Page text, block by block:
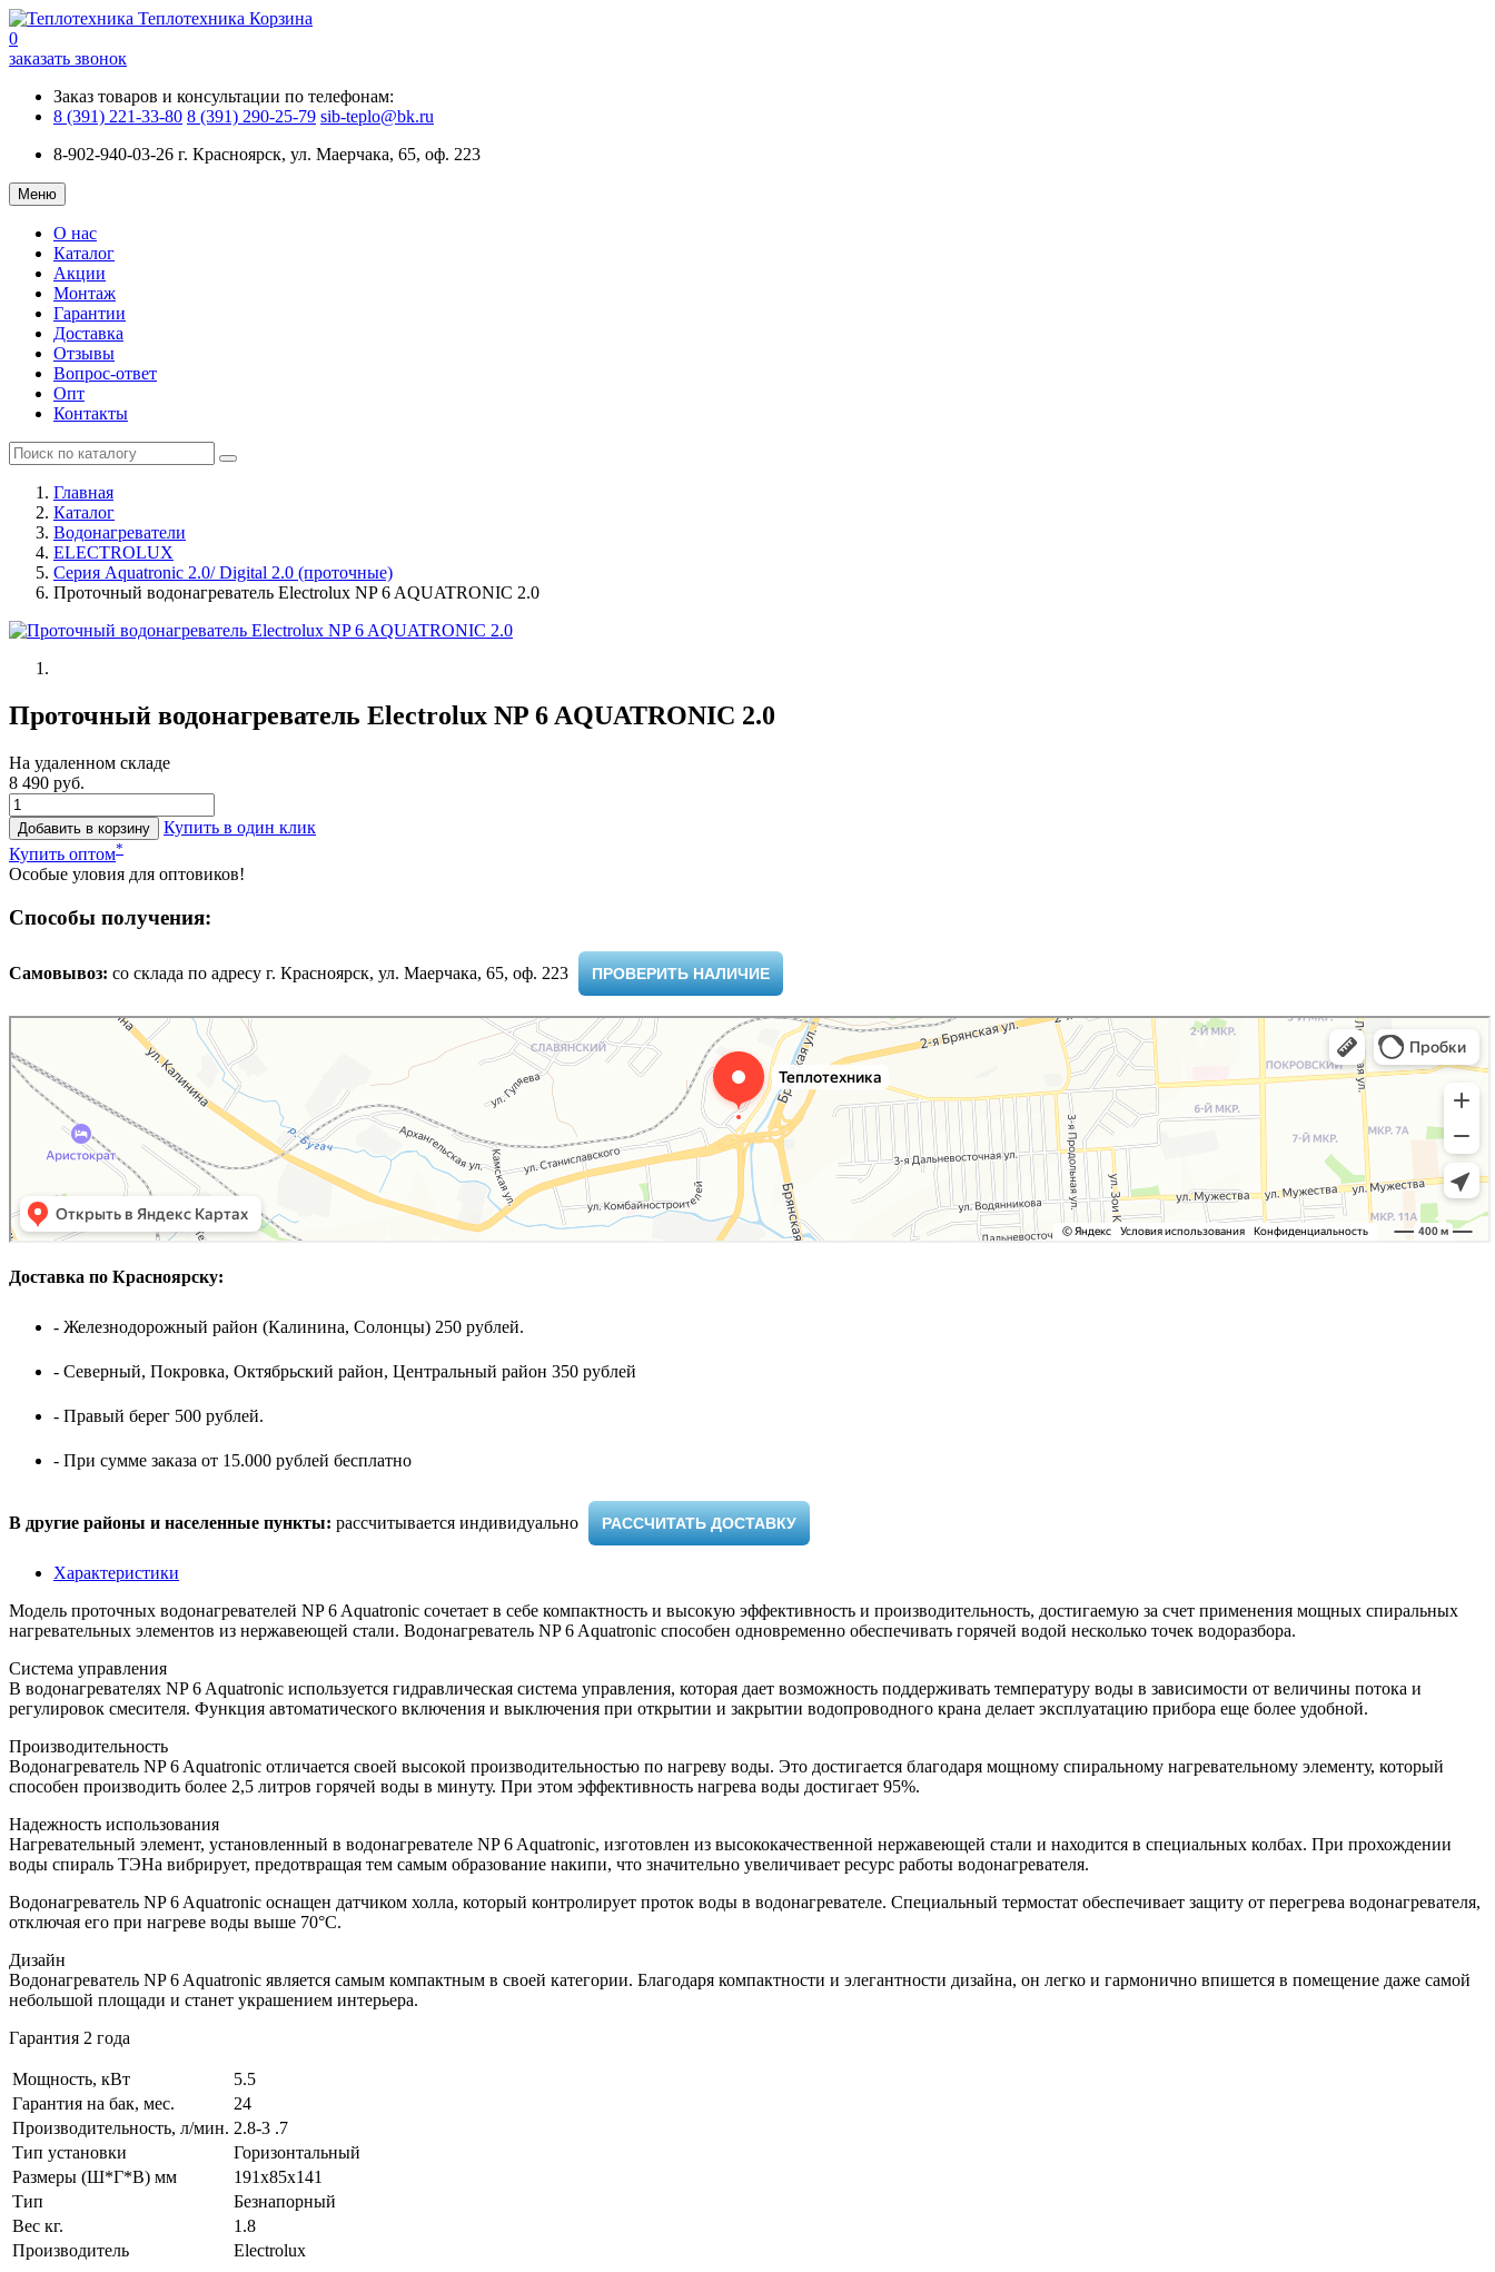
Теплотехника Корзина
0
заказать звонок
Заказ товаров и консультации по телефонам:
8 (391) 221-33-80 8 (391) 290-25-79 sib-teplo@bk.ru
8-902-940-03-26 г. Красноярск, ул. Маерчака, 65, оф. 223
Меню
О нас
Каталог
Акции
Монтаж
Гарантии
Доставка
Отзывы
Вопрос-ответ
Опт
Контакты
Главная
Каталог
Водонагреватели
ELECTROLUX
Серия Aquatronic 2.0/ Digital 2.0 (проточные)
Проточный водонагреватель Electrolux NP 6 AQUATRONIC 2.0
Проточный водонагреватель Electrolux NP 6 AQUATRONIC 2.0
На удаленном складе
8 490 руб.
Добавить в корзину
Купить в один клик
Купить оптом*
Особые уловия для оптовиков!
Способы получения:
Самовывоз: cо склада по адресу г. Красноярск, ул. Маерчака, 65, оф. 223 ​ ПРОВЕРИТЬ НАЛИЧИЕ
Доставка по Красноярску:
- Железнодорожный район (Калинина, Солонцы) 250 рублей.
- Северный, Покровка, Октябрьский район, Центральный район 350 рублей
- Правый берег 500 рублей.
- При сумме заказа от 15.000 рублей бесплатно
В другие районы и населенные пункты: рассчитывается индивидуально ​ РАССЧИТАТЬ ДОСТАВКУ
Характеристики
Модель проточных водонагревателей NP 6 Aquatronic сочетает в себе компактность и высокую эффективность и производительность, достигаемую за счет применения мощных спиральных
нагревательных элементов из нержавеющей стали. Водонагреватель NP 6 Aquatronic способен одновременно обеспечивать горячей водой несколько точек водоразбора.
Система управления
В водонагревателях NP 6 Aquatronic используется гидравлическая система управления, которая дает возможность поддерживать температуру воды в зависимости от величины потока и
регулировок смесителя. Функция автоматического включения и выключения при открытии и закрытии водопроводного крана делает эксплуатацию прибора еще более удобной.
Производительность
Водонагреватель NP 6 Aquatronic отличается своей высокой производительностью по нагреву воды. Это достигается благодаря мощному спиральному нагревательному элементу, который
способен производить более 2,5 литров горячей воды в минуту. При этом эффективность нагрева воды достигает 95%.
Надежность использования
Нагревательный элемент, установленный в водонагревателе NP 6 Aquatronic, изготовлен из высококачественной нержавеющей стали и находится в специальных колбах. При прохождении
воды спираль ТЭНа вибрирует, предотвращая тем самым образование накипи, что значительно увеличивает ресурс работы водонагревателя.
Водонагреватель NP 6 Aquatronic оснащен датчиком холла, который контролирует проток воды в водонагревателе. Специальный термостат обеспечивает защиту от перегрева водонагревателя,
отключая его при нагреве воды выше 70°C.
Дизайн
Водонагреватель NP 6 Aquatronic является самым компактным в своей категории. Благодаря компактности и элегантности дизайна, он легко и гармонично впишется в помещение даже самой
небольшой площади и станет украшением интерьера.
Гарантия 2 года
Мощность, кВт
5.5
Гарантия на бак, мес.
24
Производительность, л/мин. 2.8-3 .7
Тип установки
Горизонтальный
Размеры (Ш*Г*В) мм
191х85х141
Тип
Безнапорный
Вес кг.
1.8
Производитель
Electrolux